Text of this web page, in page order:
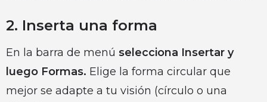
2. Inserta una forma
En la barra de menú selecciona Insertar y
luego Formas. Elige la forma circular que
mejor se adapte a tu visión (círculo o una